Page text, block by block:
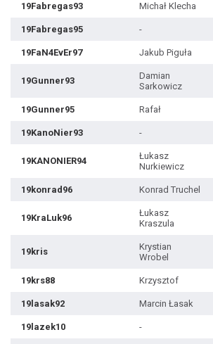
19Fabregas93 Michał Klecha
19Fabregas95 -
19FaN4EvEr97 Jakub Piguła
19Gunner93
Damian
Sarkowicz
19Gunner95 Rafał
19KanoNier93 -
19KANONIER94
Łukasz
Nurkiewicz
19konrad96 Konrad Truchel
19KraLuk96
Łukasz
Kraszula
19kris
Krystian
Wrobel
19krs88 Krzysztof
19lasak92 Marcin Łasak
19lazek10 -